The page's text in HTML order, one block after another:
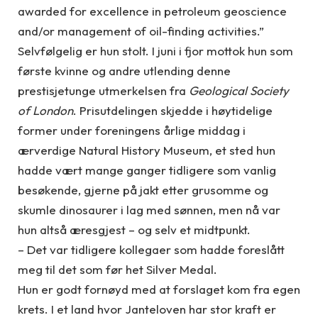
awarded for excellence in petroleum geoscience
and/or management of oil-finding activities.”
Selvfølgelig er hun stolt. I juni i fjor mottok hun som
første kvinne og andre utlending denne
prestisjetunge utmerkelsen fra Geological Society
of London. Prisutdelingen skjedde i høytidelige
former under foreningens årlige middag i
ærverdige Natural History Museum, et sted hun
hadde vært mange ganger tidligere som vanlig
besøkende, gjerne på jakt etter grusomme og
skumle dinosaurer i lag med sønnen, men nå var
hun altså æresgjest – og selv et midtpunkt.
– Det var tidligere kollegaer som hadde foreslått
meg til det som før het Silver Medal.
Hun er godt fornøyd med at forslaget kom fra egen
krets. I et land hvor Janteloven har stor kraft er